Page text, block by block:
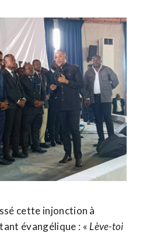
cette injonction à
évangélique : « Lève-toi